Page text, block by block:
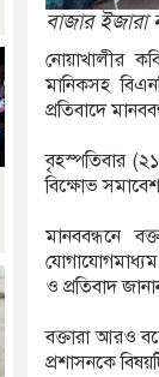
বাজার
নোয়াখালীর
মানিকসহ
প্রতিবাদে
বৃহস্পতিবার
বিক্ষোভ
মানববন্ধনে
যোগাযোগমাধ্যম
ও প্রতিবাদ
বক্তারা আরও
প্রশাসনকে